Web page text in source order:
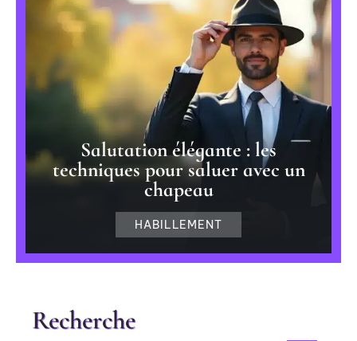
Salutation élégante : les
techniques pour saluer avec un
chapeau
HABILLEMENT
Recherche